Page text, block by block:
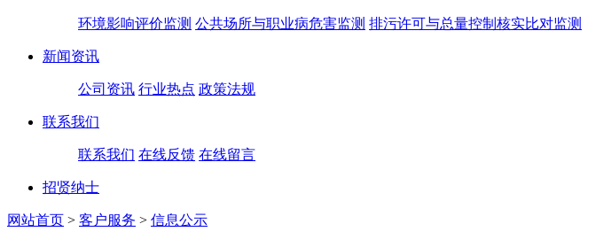
环境影响评价监测 公共场所与职业病危害监测 排污许可与总量控制核实比对监测
新闻资讯
公司资讯 行业热点 政策法规
联系我们
联系我们 在线反馈 在线留言
招贤纳士
网站首页 > 客户服务 > 信息公示